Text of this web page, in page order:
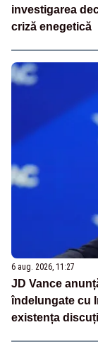
investigarea
criză enegetică
6 aug. 2026, 11:27
JD Vance
îndelungate cu
existența